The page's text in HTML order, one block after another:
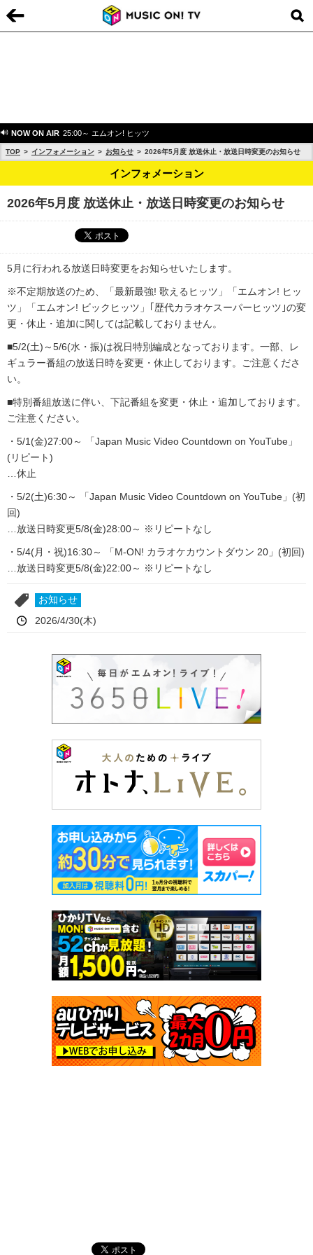
NOW ON AIR 25:00～ エムオン! ヒッツ
TOP インフォメーション お知らせ 2026年5月度 放送休止・放送日時変更のお知らせ
インフォメーション
2026年5月度 放送休止・放送日時変更のお知らせ
5月に行われる放送日時変更をお知らせいたします。
※不定期放送のため、「最新最強! 歌えるヒッツ」「エムオン! ヒッ
ツ」「エムオン! ビックヒッツ」｢歴代カラオケスーパーヒッツ｣の変
更・休止・追加に関しては記載しておりません。
■5/2(土)～5/6(水・振)は祝日特別編成となっております。一部、レ
ギュラー番組の放送日時を変更・休止しております。ご注意くださ
い。
■特別番組放送に伴い、下記番組を変更・休止・追加しております。
ご注意ください。
・5/1(金)27:00～ 「Japan Music Video Countdown on YouTube」
(リピート)
…休止
・5/2(土)6:30～ 「Japan Music Video Countdown on YouTube」(初
回)
…放送日時変更5/8(金)28:00～ ※リピートなし
・5/4(月・祝)16:30～ 「M-ON! カラオケカウントダウン 20」(初回)
…放送日時変更5/8(金)22:00～ ※リピートなし
お知らせ
2026/4/30(木)